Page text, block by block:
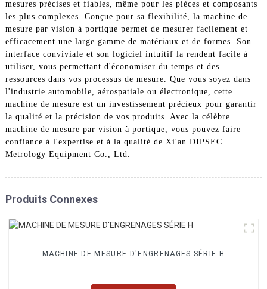
mesures précises et fiables, même pour les pièces et composants
les plus complexes. Conçue pour sa flexibilité, la machine de
mesure par vision à portique permet de mesurer facilement et
efficacement une large gamme de matériaux et de formes. Son
interface conviviale et son logiciel intuitif la rendent facile à
utiliser, vous permettant d'économiser du temps et des
ressources dans vos processus de mesure. Que vous soyez dans
l'industrie automobile, aérospatiale ou électronique, cette
machine de mesure est un investissement précieux pour garantir
la qualité et la précision de vos produits. Avec la célèbre
machine de mesure par vision à portique, vous pouvez faire
confiance à l'expertise et à la qualité de Xi'an DIPSEC
Metrology Equipment Co., Ltd.
Produits Connexes
MACHINE DE MESURE D'ENGRENAGES SÉRIE H